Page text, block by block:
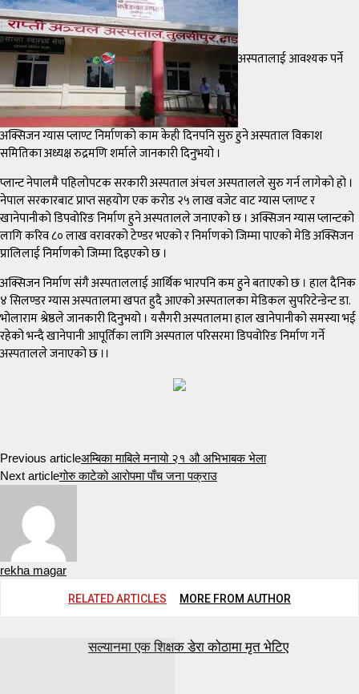
अस्पतालाई आवश्यक पर्ने
अक्सिजन ग्यास प्लाण्ट निर्माणको काम केही दिनपनि सुरु हुने अस्पताल विकाश
समितिका अध्यक्ष रुद्रमणि शर्माले जानकारी दिनुभयो ।
प्लान्ट नेपालमै पहिलोपटक सरकारी अस्पताल अंचल अस्पतालले सुरु गर्न लागेको हो ।
नेपाल सरकारबाट प्राप्त सहयोग एक करोड २५ लाख वजेट वाट ग्यास प्लाण्ट र
खानेपानीको डिपवोरिङ निर्माण हुने अस्पतालले जनाएको छ । अक्सिजन ग्यास प्लान्टको
लागि करिव ८० लाख वरावरको टेण्डर भएको र निर्माणको जिम्मा पाएको मेडि अक्सिजन
प्रालिलाई निर्माणको जिम्मा दिइएको छ ।
अक्सिजन निर्माण संगै अस्पताललाई आर्थिक भारपनि कम हुने बताएको छ । हाल दैनिक
४ सिलण्डर ग्यास अस्पतालमा खपत हुदै आएको अस्पतालका मेडिकल सुपरिटेन्डेन्ट डा.
भोलाराम श्रेष्ठले जानकारी दिनुभयो । यसैगरी अस्पतालमा हाल खानेपानीको समस्या भई
रहेको भन्दै खानेपानी आपूर्तिका लागि अस्पताल परिसरमा डिपवोरिङ निर्माण गर्ने
अस्पतालले जनाएको छ ।।
Previous articleअम्बिका माबिले मनायो २१ औ अभिभाबक भेला
Next articleगोरु काटेको आरोपमा पाँच जना पक्राउ
rekha magar
RELATED ARTICLES MORE FROM AUTHOR
सल्यानमा एक शिक्षक डेरा कोठामा मृत भेटिए